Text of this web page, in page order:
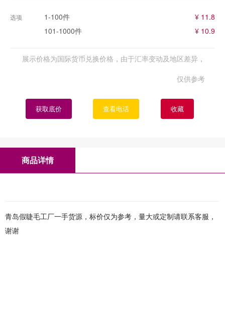
选项 1-100件
¥ 11.8
101-1000件
¥ 10.9
展示价格为国际货币兑换价格，由于汇率变动及地区差异，
仅供参考
获取底价 查看电话 收藏
商品详情
青岛假睫毛工厂一手货源，标价仅为参考，量大或定制请联系客服，
谢谢